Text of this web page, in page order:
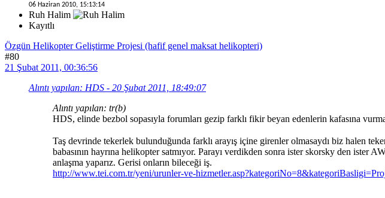
06 Haziran 2010, 15:13:14
Ruh Halim
Kayıtlı
Özgün Helikopter Geliştirme Projesi (hafif genel maksat helikopteri)
#80
21 Şubat 2011, 00:36:56
Alıntı yapılan: HDS - 20 Şubat 2011, 18:49:07
Alıntı yapılan: tr(b)
HDS, elinde bezbol sopasıyla forumları gezip farklı fikir beyan edenlerin kafasına
Taş devrinde tekerlek bulunduğunda farklı arayış içine girenler olmasaydı biz halen
babasının hayrına helikopter satmıyor. Parayı verdikden sonra ister skorsky den ister
anlaşma yaparız. Gerisi onların bileceği iş.
http://www.tei.com.tr/yeni/urunler-ve-